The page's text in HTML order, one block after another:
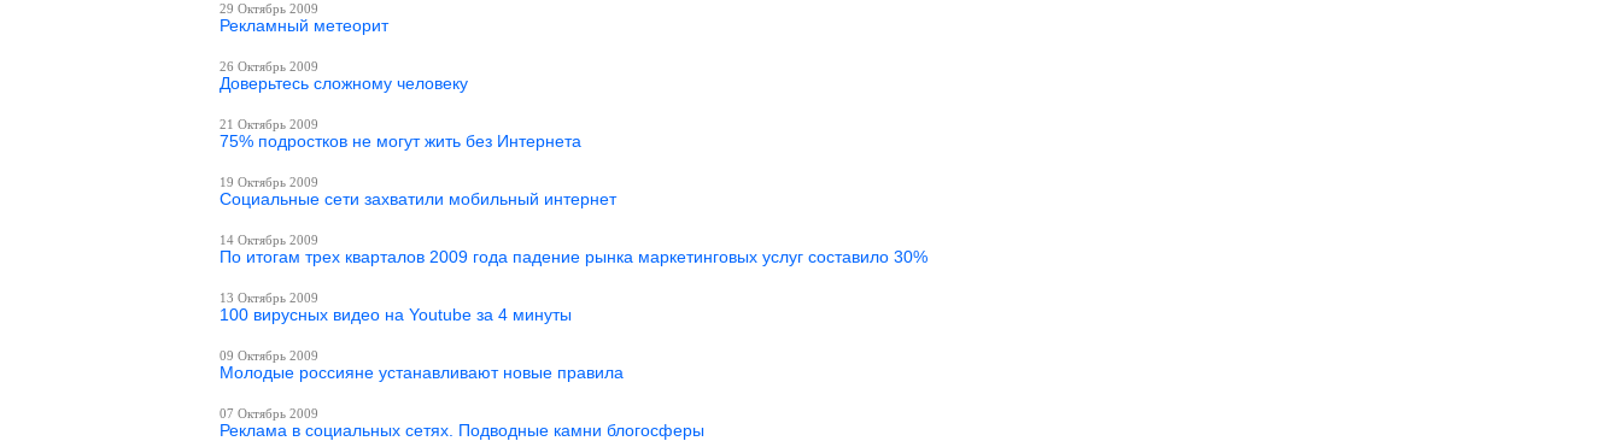
29 Октябрь 2009
Рекламный метеорит
26 Октябрь 2009
Доверьтесь сложному человеку
21 Октябрь 2009
75% подростков не могут жить без Интернета
19 Октябрь 2009
Социальные сети захватили мобильный интернет
14 Октябрь 2009
По итогам трех кварталов 2009 года падение рынка маркетинговых услуг составило 30%
13 Октябрь 2009
100 вирусных видео на Youtube за 4 минуты
09 Октябрь 2009
Молодые россияне устанавливают новые правила
07 Октябрь 2009
Реклама в социальных сетях. Подводные камни блогосферы